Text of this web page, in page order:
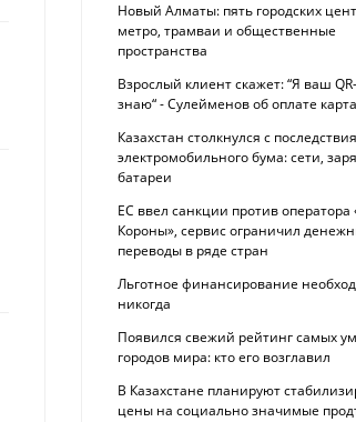
Новый Алматы: пять городских
метро, трамваи и общественные
пространства
Взрослый клиент скажет: “Я ваш
знаю“ - Сулейменов об оплате
Казахстан столкнулся с
электромобильного бума: сети,
батареи
ЕС ввел санкции против оператора
Короны», сервис ограничил
переводы в ряде стран
Льготное финансирование
никогда
Появился свежий рейтинг самых
городов мира: кто его возглавил
В Казахстане планируют
цены на социально значимые